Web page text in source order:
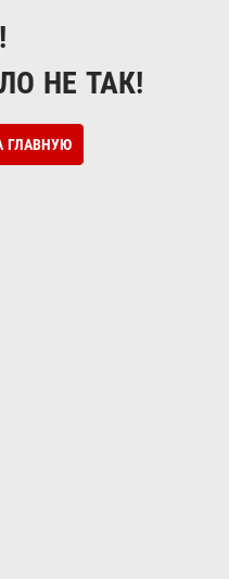
НЕ ТАК!
ГЛАВНУЮ